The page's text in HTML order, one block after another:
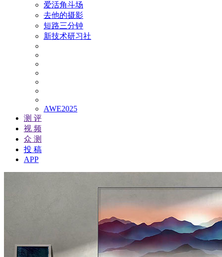
爱活角斗场
去他的摄影
短路三分钟
新技术研习社
AWE2025
测 评
视 频
众 测
投 稿
APP